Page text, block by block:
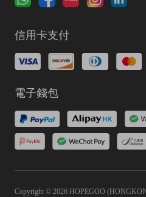
信用卡支付
電子錢包
Copyright © 2026 HOPEGOO